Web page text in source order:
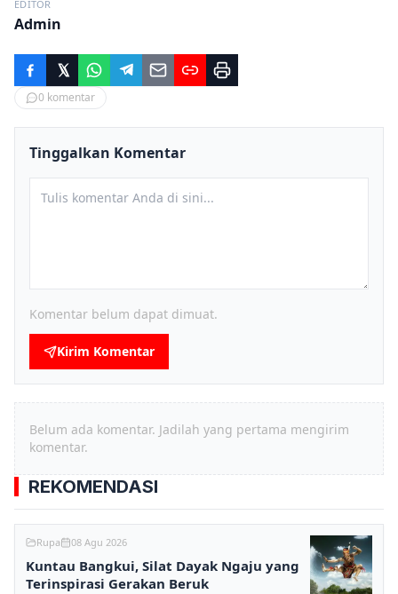
EDITOR
Admin
0 komentar
Tinggalkan Komentar
Komentar belum dapat dimuat.
Kirim Komentar
Belum ada komentar. Jadilah yang pertama mengirim
komentar.
REKOMENDASI
Rupa 08 Agu 2026
Kuntau Bangkui, Silat Dayak Ngaju yang
Terinspirasi Gerakan Beruk